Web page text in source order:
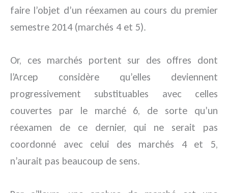
faire l’objet d’un réexamen au cours du premier
semestre 2014 (marchés 4 et 5).
Or, ces marchés portent sur des offres dont
l’Arcep considère qu’elles deviennent
progressivement substituables avec celles
couvertes par le marché 6, de sorte qu’un
réexamen de ce dernier, qui ne serait pas
coordonné avec celui des marchés 4 et 5,
n’aurait pas beaucoup de sens.